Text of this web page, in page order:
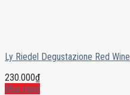
Ly Riedel Degustazione Red Wine
230.000₫
Mua ngay